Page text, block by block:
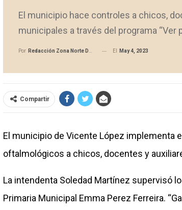
El municipio hace controles a chicos,
municipales a través del programa “Ver
Por Redacción Zona Norte Daily El May 4, 2023
Compartir
El municipio de Vicente López implementa
oftalmológicos a chicos, docentes y
La intendenta Soledad Martínez supervisó
Primaria Municipal Emma Perez Ferreira.